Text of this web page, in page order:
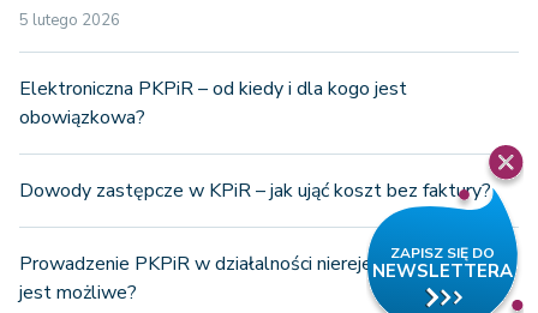
5 lutego 2026
Elektroniczna PKPiR – od kiedy i dla kogo jest
obowiązkowa?
Dowody zastępcze w KPiR – jak ująć koszt bez faktury?
Prowadzenie PKPiR w działalności nierejestrowanej – czy
jest możliwe?